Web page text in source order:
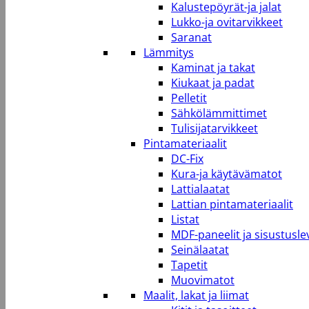
Kalustepöyrät-ja jalat
Lukko-ja ovitarvikkeet
Saranat
Lämmitys
Kaminat ja takat
Kiukaat ja padat
Pelletit
Sähkölämmittimet
Tulisijatarvikkeet
Pintamateriaalit
DC-Fix
Kura-ja käytävämatot
Lattialaatat
Lattian pintamateriaalit
Listat
MDF-paneelit ja
Seinälaatat
Tapetit
Muovimatot
Maalit, lakat ja liimat